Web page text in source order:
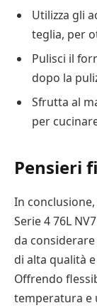
Utilizza gli
teglia, per
Pulisci il
dopo la
Sfrutta al
per
Pensieri
In
Serie 4 76L
da
di alta qualità
Offrendo
temperatura e